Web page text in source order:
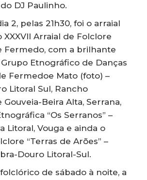
DJ Paulinho.
2, pelas 21h30, foi o arraial
XXXVII Arraial de Folclore
Fermedo, com a brilhante
Etnográfico de Danças
Fermedoe Mato (foto) –
Litoral Sul, Rancho
Beira Alta, Serrana,
“Os Serranos” –
Litoral, Vouga e ainda o
“Terras de Arões” –
Douro Litoral-Sul.
de sábado à noite, a